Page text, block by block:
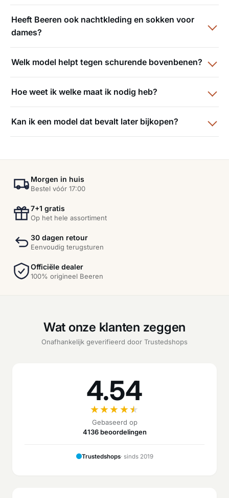
Heeft Beeren ook nachtkleding en sokken voor
dames?
Welk model helpt tegen schurende bovenbenen?
Hoe weet ik welke maat ik nodig heb?
Kan ik een model dat bevalt later bijkopen?
Morgen in huis
Bestel vóór 17:00
7+1 gratis
Op het hele assortiment
30 dagen retour
Eenvoudig terugsturen
Officiële dealer
100% origineel Beeren
Wat onze klanten zeggen
Onafhankelijk geverifieerd door Trustedshops
4.54
★★★★★
Gebaseerd op
4136 beoordelingen
Trustedshops· sinds 2019